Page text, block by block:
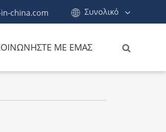
china.com Συνολικό
ΜΕ ΕΜΆΣ